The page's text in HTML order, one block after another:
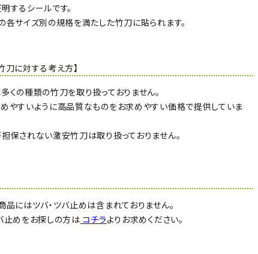
するシールです。
各サイズ別の規格を満たした竹刀に貼られます。
刀に対する考え方】
くの種類の竹刀を取り扱っておりません。
やすいように高品質なものをお求めやすい価格で提供していま
保されない激安竹刀は取り扱っておりません。
品にはツバ・ツバ止めは含まれておりません。
止めをお探しの方は コチラよりお求めください。